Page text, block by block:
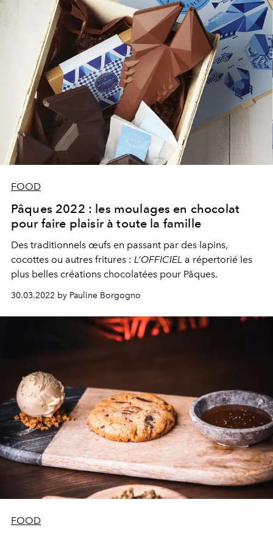
FOOD
Pâques 2022 : les moulages en chocolat
pour faire plaisir à toute la famille
Des traditionnels œufs en passant par des lapins,
cocottes ou autres fritures : L’OFFICIEL a répertorié les
plus belles créations chocolatées pour Pâques.
30.03.2022 by Pauline Borgogno
FOOD